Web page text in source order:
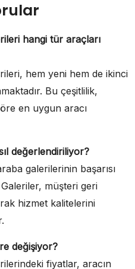
hangi tür araçları
hem yeni hem de ikinci
Bu çeşitlilik,
en uygun aracı
değerlendiriliyor?
galerilerinin başarısı
müşteri geri
hizmet kalitelerini
değişiyor?
fiyatlar, aracın